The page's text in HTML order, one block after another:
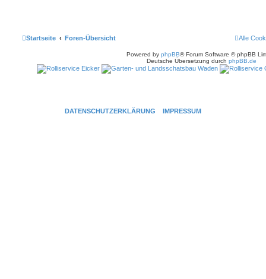
Startseite Foren-Übersicht Alle
Powered by phpBB® Forum Software © phpBB
Deutsche Übersetzung durch phpBB.de
DATENSCHUTZERKLÄRUNG IMPRESSUM